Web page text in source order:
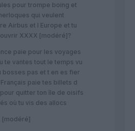
pour trompe boing et
qui veulent
Airbus et l Europe et tu
XXXX [modéré]?
paie pour les voyages
te vantes tout le temps vu
bosses pas et t en es fier
paie tes billets d
quitter ton île de oisifs
où tu vis des allocs
[modéré]